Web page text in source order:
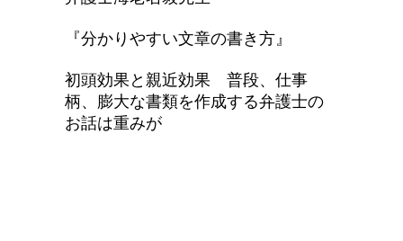
『分かりやすい文章の書き方』
初頭効果と 親近効果 普段、仕事
柄、膨大な書類を作成する弁護士の
お話は重みが